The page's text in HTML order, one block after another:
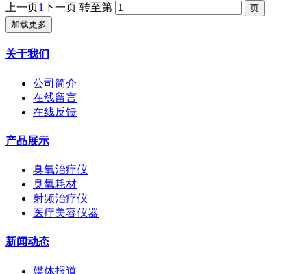
上一页1下一页 转至第
加载更多
关于我们
公司简介
在线留言
在线反馈
产品展示
臭氧治疗仪
臭氧耗材
射频治疗仪
医疗美容仪器
新闻动态
媒体报道